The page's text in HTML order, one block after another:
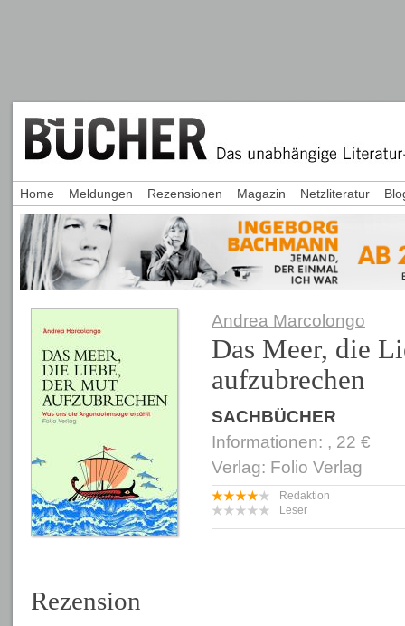
Andrea Marcolongo
Das Meer, die
aufzubrechen
SACHBÜCHER
Informationen: , 22 €
Verlag: Folio Verlag
Redaktion
Leser
Rezension
Home Meldungen Rezensionen Magazin Netzliteratur